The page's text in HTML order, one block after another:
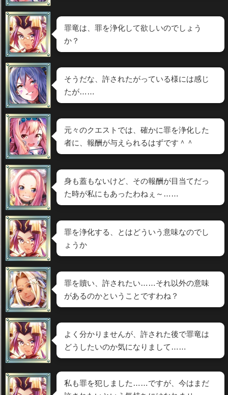
罪竜は、罪を浄化して欲しいのでしょう
か？
そうだな、許されたがっている様には感じ
たが……
元々のクエストでは、確かに罪を浄化した
者に、報酬が与えられるはずです＾＾
身も蓋もないけど、その報酬が目当てだっ
た時が私にもあったわねぇ～……
罪を浄化する、とはどういう意味なのでし
ょうか
罪を贖い、許されたい……それ以外の意味
があるのかということですわね？
よく分かりませんが、許された後で罪竜は
どうしたいのか気になりまして……
私も罪を犯しました……ですが、今はまだ